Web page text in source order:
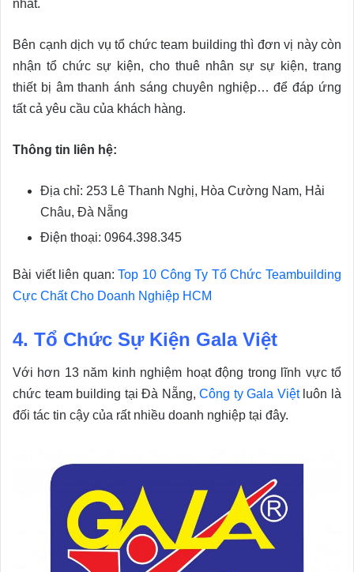
nhất.
Bên cạnh dịch vụ tổ chức team building thì đơn vị này còn
nhận tổ chức sự kiện, cho thuê nhân sự sự kiện, trang
thiết bị âm thanh ánh sáng chuyên nghiệp… để đáp ứng
tất cả yêu cầu của khách hàng.
Thông tin liên hệ:
Địa chỉ: 253 Lê Thanh Nghị, Hòa Cường Nam, Hải
Châu, Đà Nẵng
Điện thoại: 0964.398.345
Bài viết liên quan:Top 10 Công Ty Tổ Chức Teambuilding
Cực Chất Cho Doanh Nghiệp HCM
4. Tổ Chức Sự Kiện Gala Việt
Với hơn 13 năm kinh nghiệm hoạt động trong lĩnh vực tổ
chức team building tại Đà Nẵng,Công ty Gala Việtluôn là
đối tác tin cậy của rất nhiều doanh nghiệp tại đây.